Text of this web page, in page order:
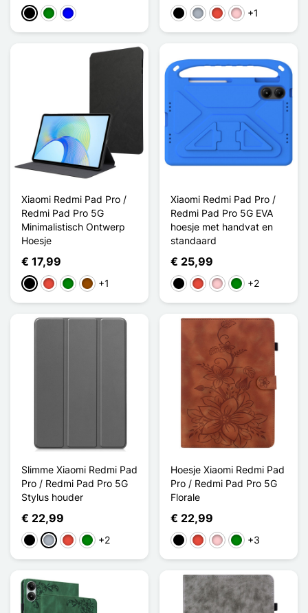
ZwartGroenBlauw ZwartGrijsRoodRoze+1
Xiaomi Redmi Pad Pro /
Redmi Pad Pro 5G
Minimalistisch Ontwerp
Hoesje
€ 17,99
ZwartRoodGroenBruin+1
Xiaomi Redmi Pad Pro /
Redmi Pad Pro 5G EVA
hoesje met handvat en
standaard
€ 25,99
ZwartRoodRozeGroen
+2
Slimme Xiaomi Redmi Pad
Pro / Redmi Pad Pro 5G
Stylus houder
€ 22,99
ZwartGrijsRoodGroen
+2
Hoesje Xiaomi Redmi Pad
Pro / Redmi Pad Pro 5G
Florale
€ 22,99
ZwartRoodRozeGroen
+3